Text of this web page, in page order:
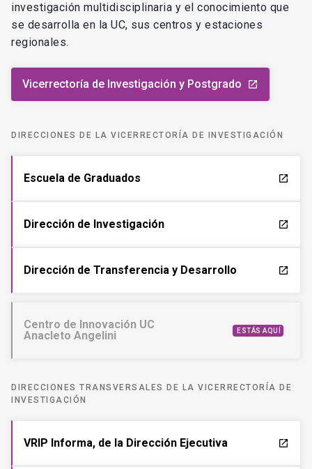
investigación multidisciplinaria y el conocimiento que
se desarrolla en la UC, sus centros y estaciones
regionales.
Vicerrectoría de Investigación y Postgrado launch
DIRECCIONES DE LA VICERRECTORÍA DE INVESTIGACIÓN
Escuela de Graduados launch
Dirección de Investigación launch
Dirección de Transferencia y Desarrollo launch
Centro de Innovación UC
Anacleto Angelini
ESTÁS AQUÍ
DIRECCIONES TRANSVERSALES DE LA VICERRECTORÍA DE
INVESTIGACIÓN
VRIP Informa, de la Dirección Ejecutiva launch